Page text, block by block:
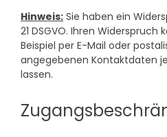
Hinweis: Sie haben ein
21 DSGVO. Ihren Widerspruch
Beispiel per E-Mail oder
angegebenen Kontaktdaten
lassen.